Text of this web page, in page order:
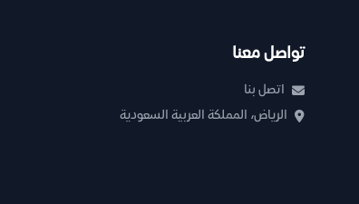
تواصل معنا
اتصل بنا
الرياض، المملكة العربية السعودية